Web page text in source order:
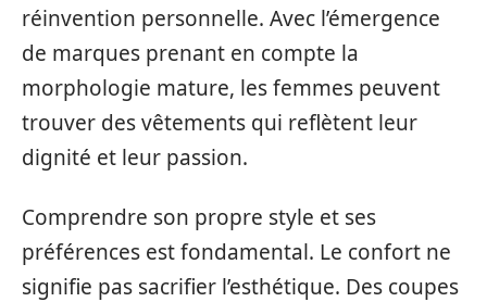
réinvention personnelle. Avec l’émergence
de marques prenant en compte la
morphologie mature, les femmes peuvent
trouver des vêtements qui reflètent leur
dignité et leur passion.
Comprendre son propre style et ses
préférences est fondamental. Le confort ne
signifie pas sacrifier l’esthétique. Des coupes